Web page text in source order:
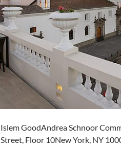
Islem GoodAndrea Schnoor
Street, Floor 10New York, NY